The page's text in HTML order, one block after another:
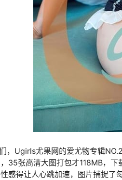
，Ugirls尤果网的爱尤物专辑
35张高清大图打包才118MB，
感得让人心跳加速，图片捕捉了